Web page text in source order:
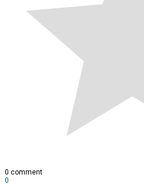
0 comment
0